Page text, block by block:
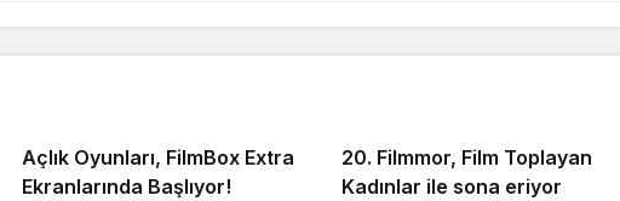
Açlık Oyunları, FilmBox Extra
Ekranlarında Başlıyor!
20. Filmmor, Film Toplayan
Kadınlar ile sona eriyor